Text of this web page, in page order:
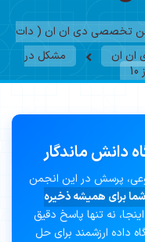
تخصصی دی ان ان ( دات
ان ان
مشکل در
دانش ماندگار
پرسش در این انجمن
برای همیشه ذخیره
نه تنها پاسخ دقیق
داده ارزشمند برای حل